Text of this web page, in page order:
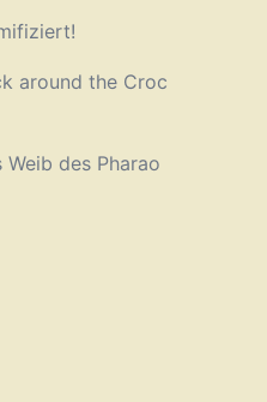
around the Croc
Weib des Pharao